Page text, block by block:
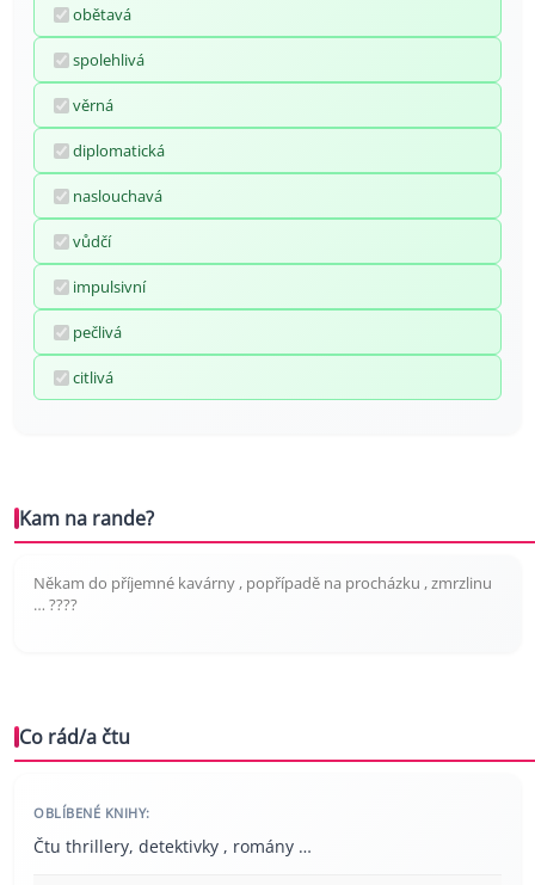
obětavá
spolehlivá
věrná
diplomatická
naslouchavá
vůdčí
impulsivní
pečlivá
citlivá
Kam na rande?
Někam do příjemné kavárny , popřípadě na procházku , zmrzlinu
… ????
Co rád/a čtu
OBLÍBENÉ KNIHY:
Čtu thrillery, detektivky , romány …